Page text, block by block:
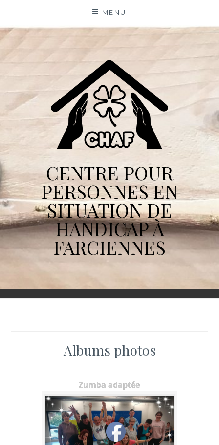
content
MENU
CENTRE POUR
PERSONNES EN
SITUATION DE
HANDICAP À
FARCIENNES
Albums photos
Zumba adaptée